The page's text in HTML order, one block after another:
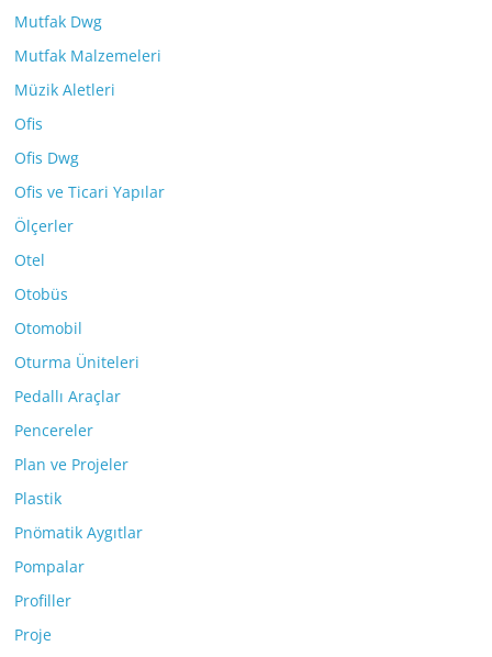
Mutfak Dwg
Mutfak Malzemeleri
Müzik Aletleri
Ofis
Ofis Dwg
Ofis ve Ticari Yapılar
Ölçerler
Otel
Otobüs
Otomobil
Oturma Üniteleri
Pedallı Araçlar
Pencereler
Plan ve Projeler
Plastik
Pnömatik Aygıtlar
Pompalar
Profiller
Proje